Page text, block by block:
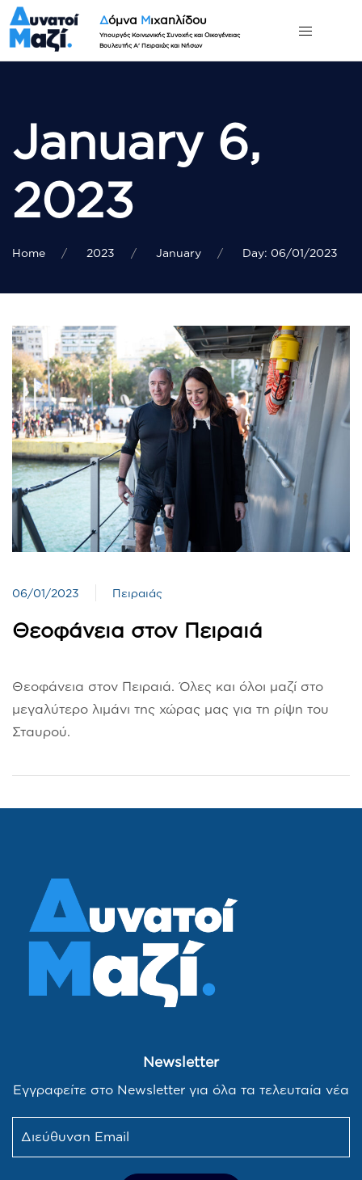
Δόμνα Μιχαηλίδου
Υπουργός Κοινωνικής Συνοχής και Οικογένειας
Βουλευτής Α' Πειραιώς και Νήσων
January 6,
2023
Home 2023 January Day: 06/01/2023
06/01/2023 Πειραιάς
Θεοφάνεια στον Πειραιά
Θεοφάνεια στον Πειραιά. Όλες και όλοι μαζί στο
μεγαλύτερο λιμάνι της χώρας μας για τη ρίψη του
Σταυρού.
Newsletter
Εγγραφείτε στο Newsletter για όλα τα τελευταία νέα